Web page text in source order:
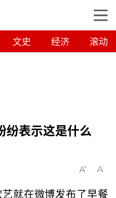
文史 经济 滚动
纷表示这是什么
就在微博发布了早餐